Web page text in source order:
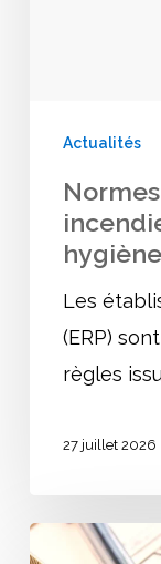
Actualités
Les
(ERP)
règles
27 juillet 2026
Solutions